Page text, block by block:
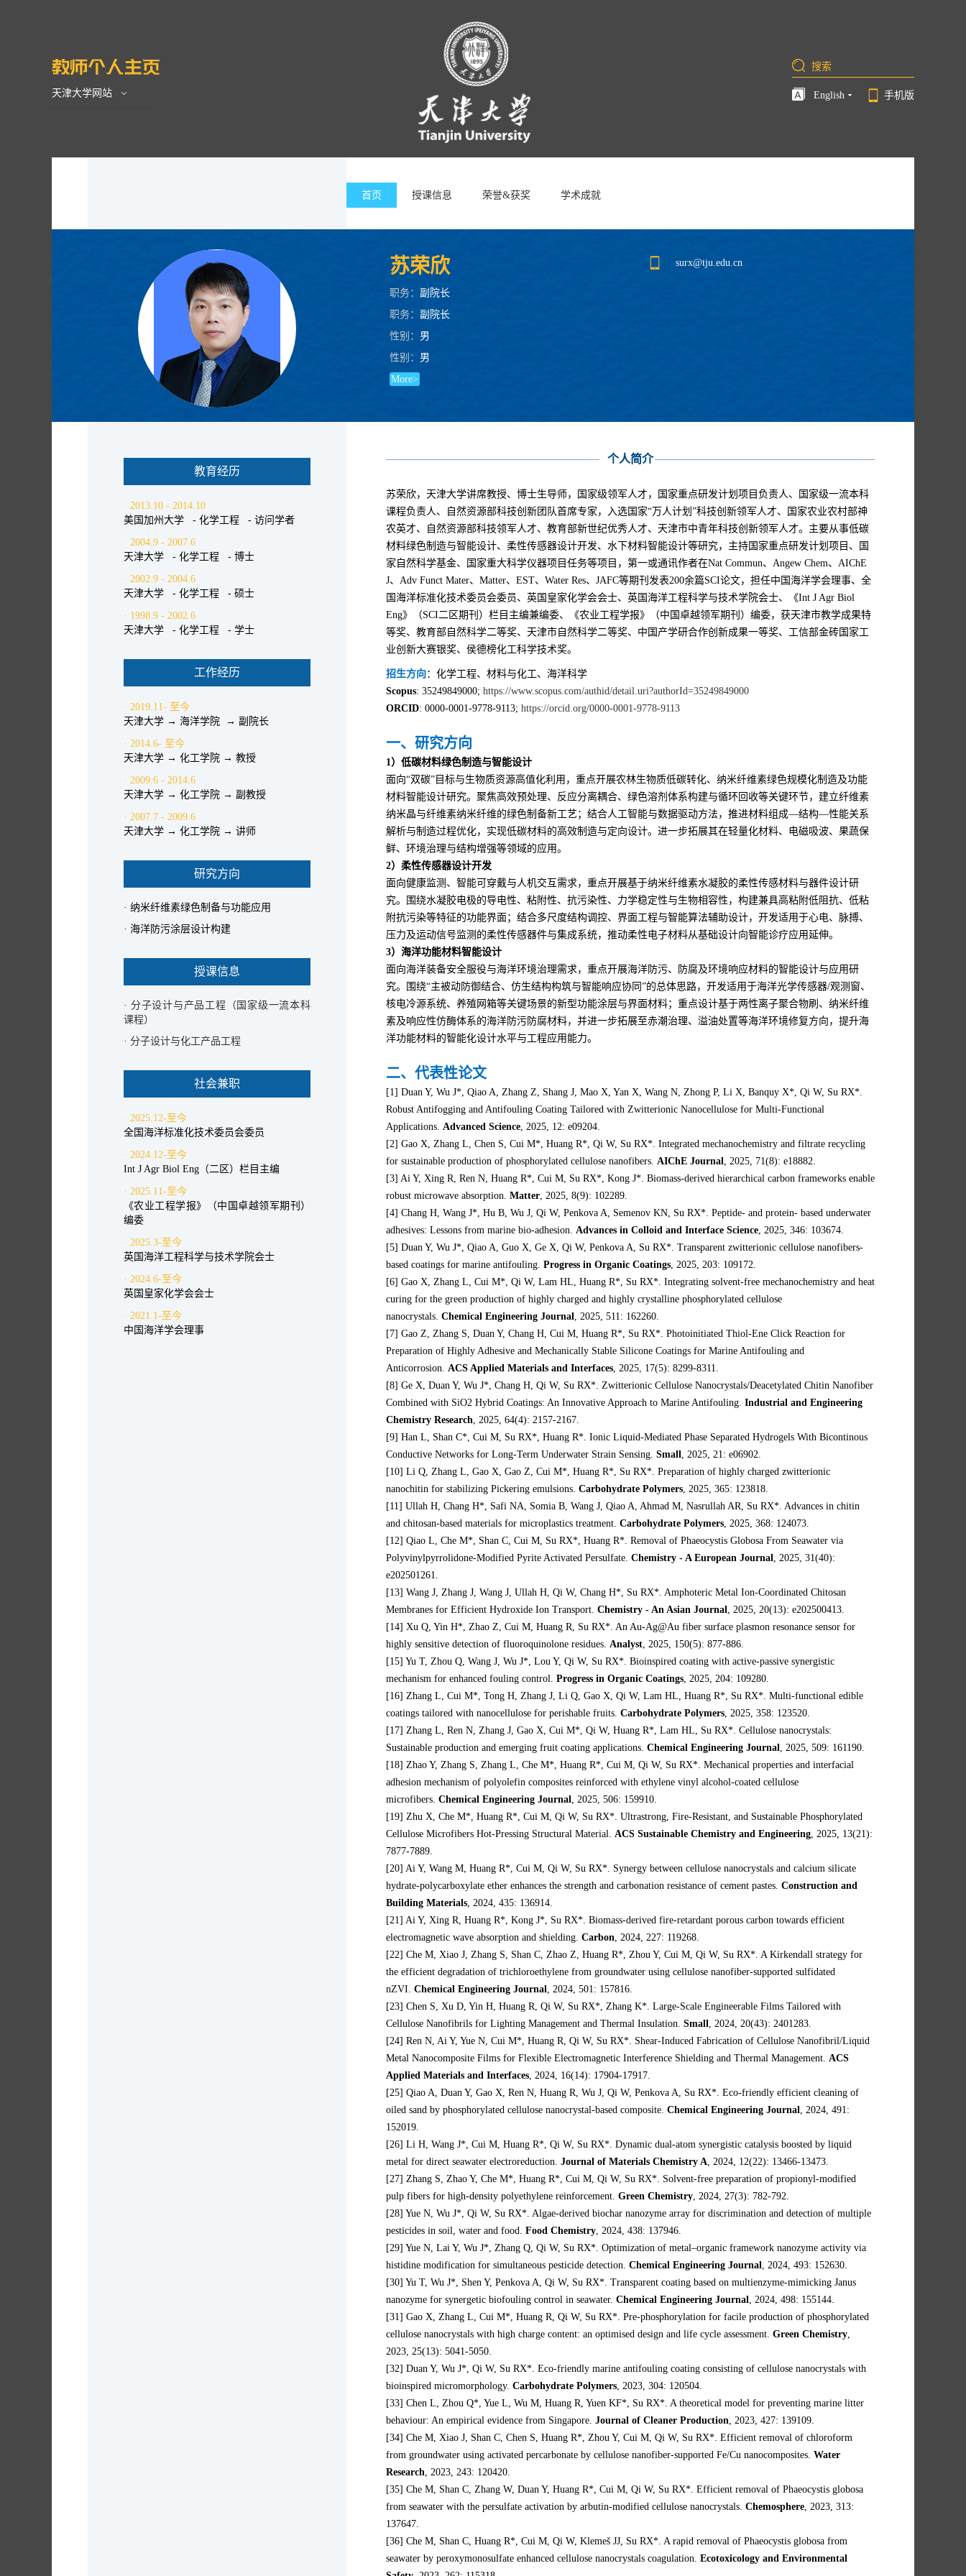
天津大学网站 English 手机版
首页 授课信息 荣誉&获奖 学术成就
苏荣欣
职务： 副院长
职务： 副院长
性别： 男
性别： 男
More>
surx@tju.edu.cn
教育经历
· 2013.10 - 2014.10
美国加州大学 - 化学工程 - 访问学者
· 2004.9 - 2007.6
天津大学 - 化学工程 - 博士
· 2002.9 - 2004.6
天津大学 - 化学工程 - 硕士
· 1998.9 - 2002.6
天津大学 - 化学工程 - 学士
工作经历
· 2019.11- 至今
天津大学 → 海洋学院 → 副院长
· 2014.6- 至今
天津大学 → 化工学院 → 教授
· 2009.6 - 2014.6
天津大学 → 化工学院 → 副教授
· 2007.7 - 2009.6
天津大学 → 化工学院 → 讲师
研究方向
· 纳米纤维素绿色制备与功能应用
· 海洋防污涂层设计构建
授课信息
· 分子设计与产品工程（国家级一流本科
课程）
· 分子设计与化工产品工程
社会兼职
· 2025.12-至今
全国海洋标准化技术委员会委员
· 2024.12-至今
Int J Agr Biol Eng（二区）栏目主编
· 2025.11-至今
《农业工程学报》（中国卓越领军期刊）
编委
· 2025.3-至今
英国海洋工程科学与技术学院会士
· 2024.6-至今
英国皇家化学会会士
· 2021.1-至今
中国海洋学会理事
个人简介
苏荣欣，天津大学讲席教授、博士生导师，国家级领军人才，国家重点研发计划项目负责人、国家级一流本科
课程负责人、自然资源部科技创新团队首席专家，入选国家“万人计划”科技创新领军人才、国家农业农村部神
农英才、自然资源部科技领军人才、教育部新世纪优秀人才、天津市中青年科技创新领军人才。主要从事低碳
材料绿色制造与智能设计、柔性传感器设计开发、水下材料智能设计等研究，主持国家重点研发计划项目、国
家自然科学基金、国家重大科学仪器项目任务等项目，第一或通讯作者在Nat Commun、Angew Chem、AIChE
J、Adv Funct Mater、Matter、EST、Water Res、JAFC等期刊发表200余篇SCI论文，担任中国海洋学会理事、全
国海洋标准化技术委员会委员、英国皇家化学会会士、英国海洋工程科学与技术学院会士、《Int J Agr Biol
Eng》（SCI二区期刊）栏目主编兼编委、《农业工程学报》（中国卓越领军期刊）编委，获天津市教学成果特
等奖、教育部自然科学二等奖、天津市自然科学二等奖、中国产学研合作创新成果一等奖、工信部金砖国家工
业创新大赛银奖、侯德榜化工科学技术奖。
招生方向：化学工程、材料与化工、海洋科学
Scopus: 35249849000; https://www.scopus.com/authid/detail.uri?authorId=35249849000
ORCID: 0000-0001-9778-9113; https://orcid.org/0000-0001-9778-9113
一、研究方向
1）低碳材料绿色制造与智能设计
面向“双碳”目标与生物质资源高值化利用，重点开展农林生物质低碳转化、纳米纤维素绿色规模化制造及功能
材料智能设计研究。聚焦高效预处理、反应分离耦合、绿色溶剂体系构建与循环回收等关键环节，建立纤维素
纳米晶与纤维素纳米纤维的绿色制备新工艺；结合人工智能与数据驱动方法，推进材料组成—结构—性能关系
解析与制造过程优化，实现低碳材料的高效制造与定向设计。进一步拓展其在轻量化材料、电磁吸波、果蔬保
鲜、环境治理与结构增强等领域的应用。
2）柔性传感器设计开发
面向健康监测、智能可穿戴与人机交互需求，重点开展基于纳米纤维素水凝胶的柔性传感材料与器件设计研
究。围绕水凝胶电极的导电性、粘附性、抗污染性、力学稳定性与生物相容性，构建兼具高粘附低阻抗、低粘
附抗污染等特征的功能界面；结合多尺度结构调控、界面工程与智能算法辅助设计，开发适用于心电、脉搏、
压力及运动信号监测的柔性传感器件与集成系统，推动柔性电子材料从基础设计向智能诊疗应用延伸。
3）海洋功能材料智能设计
面向海洋装备安全服役与海洋环境治理需求，重点开展海洋防污、防腐及环境响应材料的智能设计与应用研
究。围绕“主被动防御结合、仿生结构构筑与智能响应协同”的总体思路，开发适用于海洋光学传感器/观测窗、
核电冷源系统、养殖网箱等关键场景的新型功能涂层与界面材料；重点设计基于两性离子聚合物刷、纳米纤维
素及响应性仿酶体系的海洋防污防腐材料，并进一步拓展至赤潮治理、溢油处置等海洋环境修复方向，提升海
洋功能材料的智能化设计水平与工程应用能力。
二、代表性论文
[1] Duan Y, Wu J*, Qiao A, Zhang Z, Shang J, Mao X, Yan X, Wang N, Zhong P, Li X, Banquy X*, Qi W, Su RX*.
Robust Antifogging and Antifouling Coating Tailored with Zwitterionic Nanocellulose for Multi-Functional
Applications. Advanced Science, 2025, 12: e09204.
[2] Gao X, Zhang L, Chen S, Cui M*, Huang R*, Qi W, Su RX*. Integrated mechanochemistry and filtrate recycling
for sustainable production of phosphorylated cellulose nanofibers. AIChE Journal, 2025, 71(8): e18882.
[3] Ai Y, Xing R, Ren N, Huang R*, Cui M, Su RX*, Kong J*. Biomass-derived hierarchical carbon frameworks enable
robust microwave absorption. Matter, 2025, 8(9): 102289.
[4] Chang H, Wang J*, Hu B, Wu J, Qi W, Penkova A, Semenov KN, Su RX*. Peptide- and protein- based underwater
adhesives: Lessons from marine bio-adhesion. Advances in Colloid and Interface Science, 2025, 346: 103674.
[5] Duan Y, Wu J*, Qiao A, Guo X, Ge X, Qi W, Penkova A, Su RX*. Transparent zwitterionic cellulose nanofibers-
based coatings for marine antifouling. Progress in Organic Coatings, 2025, 203: 109172.
[6] Gao X, Zhang L, Cui M*, Qi W, Lam HL, Huang R*, Su RX*. Integrating solvent-free mechanochemistry and heat
curing for the green production of highly charged and highly crystalline phosphorylated cellulose
nanocrystals. Chemical Engineering Journal, 2025, 511: 162260.
[7] Gao Z, Zhang S, Duan Y, Chang H, Cui M, Huang R*, Su RX*. Photoinitiated Thiol-Ene Click Reaction for
Preparation of Highly Adhesive and Mechanically Stable Silicone Coatings for Marine Antifouling and
Anticorrosion. ACS Applied Materials and Interfaces, 2025, 17(5): 8299-8311.
[8] Ge X, Duan Y, Wu J*, Chang H, Qi W, Su RX*. Zwitterionic Cellulose Nanocrystals/Deacetylated Chitin Nanofiber
Combined with SiO2 Hybrid Coatings: An Innovative Approach to Marine Antifouling. Industrial and Engineering
Chemistry Research, 2025, 64(4): 2157-2167.
[9] Han L, Shan C*, Cui M, Su RX*, Huang R*. Ionic Liquid-Mediated Phase Separated Hydrogels With Bicontinous
Conductive Networks for Long-Term Underwater Strain Sensing. Small, 2025, 21: e06902.
[10] Li Q, Zhang L, Gao X, Gao Z, Cui M*, Huang R*, Su RX*. Preparation of highly charged zwitterionic
nanochitin for stabilizing Pickering emulsions. Carbohydrate Polymers, 2025, 365: 123818.
[11] Ullah H, Chang H*, Safi NA, Somia B, Wang J, Qiao A, Ahmad M, Nasrullah AR, Su RX*. Advances in chitin
and chitosan-based materials for microplastics treatment. Carbohydrate Polymers, 2025, 368: 124073.
[12] Qiao L, Che M*, Shan C, Cui M, Su RX*, Huang R*. Removal of Phaeocystis Globosa From Seawater via
Polyvinylpyrrolidone-Modified Pyrite Activated Persulfate. Chemistry - A European Journal, 2025, 31(40):
e202501261.
[13] Wang J, Zhang J, Wang J, Ullah H, Qi W, Chang H*, Su RX*. Amphoteric Metal Ion-Coordinated Chitosan
Membranes for Efficient Hydroxide Ion Transport. Chemistry - An Asian Journal, 2025, 20(13): e202500413.
[14] Xu Q, Yin H*, Zhao Z, Cui M, Huang R, Su RX*. An Au-Ag@Au fiber surface plasmon resonance sensor for
highly sensitive detection of fluoroquinolone residues. Analyst, 2025, 150(5): 877-886.
[15] Yu T, Zhou Q, Wang J, Wu J*, Lou Y, Qi W, Su RX*. Bioinspired coating with active-passive synergistic
mechanism for enhanced fouling control. Progress in Organic Coatings, 2025, 204: 109280.
[16] Zhang L, Cui M*, Tong H, Zhang J, Li Q, Gao X, Qi W, Lam HL, Huang R*, Su RX*. Multi-functional edible
coatings tailored with nanocellulose for perishable fruits. Carbohydrate Polymers, 2025, 358: 123520.
[17] Zhang L, Ren N, Zhang J, Gao X, Cui M*, Qi W, Huang R*, Lam HL, Su RX*. Cellulose nanocrystals:
Sustainable production and emerging fruit coating applications. Chemical Engineering Journal, 2025, 509: 161190.
[18] Zhao Y, Zhang S, Zhang L, Che M*, Huang R*, Cui M, Qi W, Su RX*. Mechanical properties and interfacial
adhesion mechanism of polyolefin composites reinforced with ethylene vinyl alcohol-coated cellulose
microfibers. Chemical Engineering Journal, 2025, 506: 159910.
[19] Zhu X, Che M*, Huang R*, Cui M, Qi W, Su RX*. Ultrastrong, Fire-Resistant, and Sustainable Phosphorylated
Cellulose Microfibers Hot-Pressing Structural Material. ACS Sustainable Chemistry and Engineering, 2025, 13(21):
7877-7889.
[20] Ai Y, Wang M, Huang R*, Cui M, Qi W, Su RX*. Synergy between cellulose nanocrystals and calcium silicate
hydrate-polycarboxylate ether enhances the strength and carbonation resistance of cement pastes. Construction and
Building Materials, 2024, 435: 136914.
[21] Ai Y, Xing R, Huang R*, Kong J*, Su RX*. Biomass-derived fire-retardant porous carbon towards efficient
electromagnetic wave absorption and shielding. Carbon, 2024, 227: 119268.
[22] Che M, Xiao J, Zhang S, Shan C, Zhao Z, Huang R*, Zhou Y, Cui M, Qi W, Su RX*. A Kirkendall strategy for
the efficient degradation of trichloroethylene from groundwater using cellulose nanofiber-supported sulfidated
nZVI. Chemical Engineering Journal, 2024, 501: 157816.
[23] Chen S, Xu D, Yin H, Huang R, Qi W, Su RX*, Zhang K*. Large-Scale Engineerable Films Tailored with
Cellulose Nanofibrils for Lighting Management and Thermal Insulation. Small, 2024, 20(43): 2401283.
[24] Ren N, Ai Y, Yue N, Cui M*, Huang R, Qi W, Su RX*. Shear-Induced Fabrication of Cellulose Nanofibril/Liquid
Metal Nanocomposite Films for Flexible Electromagnetic Interference Shielding and Thermal Management. ACS
Applied Materials and Interfaces, 2024, 16(14): 17904-17917.
[25] Qiao A, Duan Y, Gao X, Ren N, Huang R, Wu J, Qi W, Penkova A, Su RX*. Eco-friendly efficient cleaning of
oiled sand by phosphorylated cellulose nanocrystal-based composite. Chemical Engineering Journal, 2024, 491:
152019.
[26] Li H, Wang J*, Cui M, Huang R*, Qi W, Su RX*. Dynamic dual-atom synergistic catalysis boosted by liquid
metal for direct seawater electroreduction. Journal of Materials Chemistry A, 2024, 12(22): 13466-13473.
[27] Zhang S, Zhao Y, Che M*, Huang R*, Cui M, Qi W, Su RX*. Solvent-free preparation of propionyl-modified
pulp fibers for high-density polyethylene reinforcement. Green Chemistry, 2024, 27(3): 782-792.
[28] Yue N, Wu J*, Qi W, Su RX*. Algae-derived biochar nanozyme array for discrimination and detection of multiple
pesticides in soil, water and food. Food Chemistry, 2024, 438: 137946.
[29] Yue N, Lai Y, Wu J*, Zhang Q, Qi W, Su RX*. Optimization of metal–organic framework nanozyme activity via
histidine modification for simultaneous pesticide detection. Chemical Engineering Journal, 2024, 493: 152630.
[30] Yu T, Wu J*, Shen Y, Penkova A, Qi W, Su RX*. Transparent coating based on multienzyme-mimicking Janus
nanozyme for synergetic biofouling control in seawater. Chemical Engineering Journal, 2024, 498: 155144.
[31] Gao X, Zhang L, Cui M*, Huang R, Qi W, Su RX*. Pre-phosphorylation for facile production of phosphorylated
cellulose nanocrystals with high charge content: an optimised design and life cycle assessment. Green Chemistry,
2023, 25(13): 5041-5050.
[32] Duan Y, Wu J*, Qi W, Su RX*. Eco-friendly marine antifouling coating consisting of cellulose nanocrystals with
bioinspired micromorphology. Carbohydrate Polymers, 2023, 304: 120504.
[33] Chen L, Zhou Q*, Yue L, Wu M, Huang R, Yuen KF*, Su RX*. A theoretical model for preventing marine litter
behaviour: An empirical evidence from Singapore. Journal of Cleaner Production, 2023, 427: 139109.
[34] Che M, Xiao J, Shan C, Chen S, Huang R*, Zhou Y, Cui M, Qi W, Su RX*. Efficient removal of chloroform
from groundwater using activated percarbonate by cellulose nanofiber-supported Fe/Cu nanocomposites. Water
Research, 2023, 243: 120420.
[35] Che M, Shan C, Zhang W, Duan Y, Huang R*, Cui M, Qi W, Su RX*. Efficient removal of Phaeocystis globosa
from seawater with the persulfate activation by arbutin-modified cellulose nanocrystals. Chemosphere, 2023, 313:
137647.
[36] Che M, Shan C, Huang R*, Cui M, Qi W, Klemeš JJ, Su RX*. A rapid removal of Phaeocystis globosa from
seawater by peroxymonosulfate enhanced cellulose nanocrystals coagulation. Ecotoxicology and Environmental